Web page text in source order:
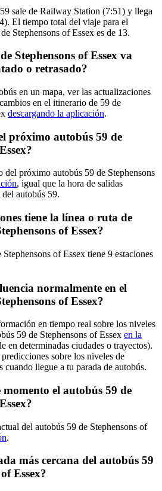
sale de Railway Station (7:51) y llega
El tiempo total del viaje para el
Stephensons of Essex es de 13.
Stephensons of Essex va
o retrasado?
en un mapa, ver las actualizaciones
en el itinerario de 59 de
descargando la aplicación.
próximo autobús 59 de
del próximo autobús 59 de Stephensons
, igual que la hora de salidas
autobús 59.
tiene la línea o ruta de
of Essex?
of Essex tiene 9 estaciones
normalmente en el
of Essex?
en tiempo real sobre los niveles
59 de Stephensons of Essex en la
en determinadas ciudades o trayectos).
sobre los niveles de
cuando llegue a tu parada de autobús.
momento el autobús 59 de
del autobús 59 de Stephensons of
.
más cercana del autobús 59
Essex?